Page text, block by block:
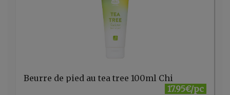
Beurre de pied au tea tree 100ml Chi
17.95€/pc